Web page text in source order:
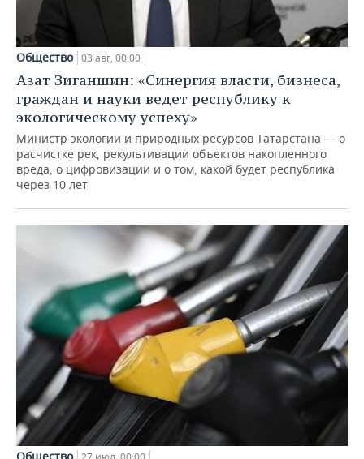
Общество 03 авг, 00:00
Азат Зиганшин: «Синергия власти, бизнеса,
граждан и науки ведет республику к
экологическому успеху»
Министр экологии и природных ресурсов Татарстана — о
расчистке рек, рекультивации объектов накопленного
вреда, о цифровизации и о том, какой будет республика
через 10 лет